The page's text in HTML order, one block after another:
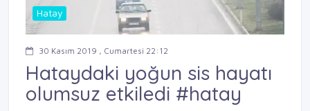
Hatay
30 Kasım 2019 , Cumartesi 22:12
Hataydaki yoğun sis hayatı
olumsuz etkiledi #hatay